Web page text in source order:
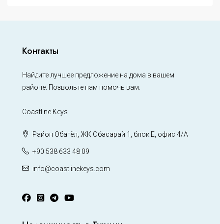
Контакты
Найдите лучшее предложение на дома в вашем
районе. Позвольте нам помочь вам.
Coastline Keys
Район Обагёл, ЖК Обасарай 1, блок Е, офис 4/А
+90 538 633 48 09
info@coastlinekeys.com